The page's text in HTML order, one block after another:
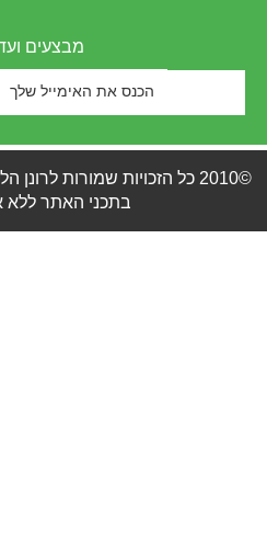
מבצעים
©2010 כל הזכויות שמורות
בתכני האתר ללא